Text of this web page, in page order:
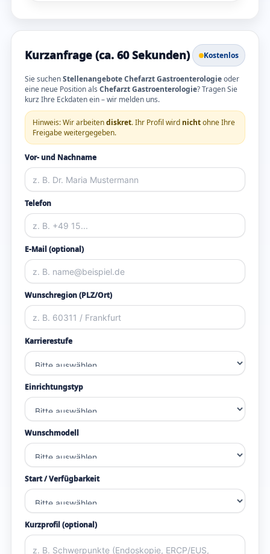
Kurzanfrage (ca. 60 Sekunden) Kostenlos
Sie suchenStellenangebote Chefarzt Gastroenterologieoder
eine neue Position als Chefarzt Gastroenterologie? Tragen Sie
kurz Ihre Eckdaten ein – wir melden uns.
Hinweis: Wir arbeitendiskret. Ihr Profil wird nichtohne Ihre
Freigabe weitergegeben.
Vor- und Nachname
Telefon
E-Mail (optional)
Wunschregion (PLZ/Ort)
Karrierestufe
Einrichtungstyp
Wunschmodell
Start / Verfügbarkeit
Kurzprofil (optional)